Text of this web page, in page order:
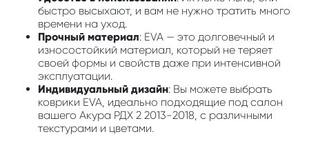
быстро высыхают, и вам не нужно тратить много
времени на уход.
Прочный материал: EVA — это долговечный и
износостойкий материал, который не теряет
своей формы и свойств даже при интенсивной
эксплуатации.
Индивидуальный дизайн: Вы можете выбрать
коврики EVA, идеально подходящие под салон
вашего Акура РДХ 2 2013-2018, с различными
текстурами и цветами.